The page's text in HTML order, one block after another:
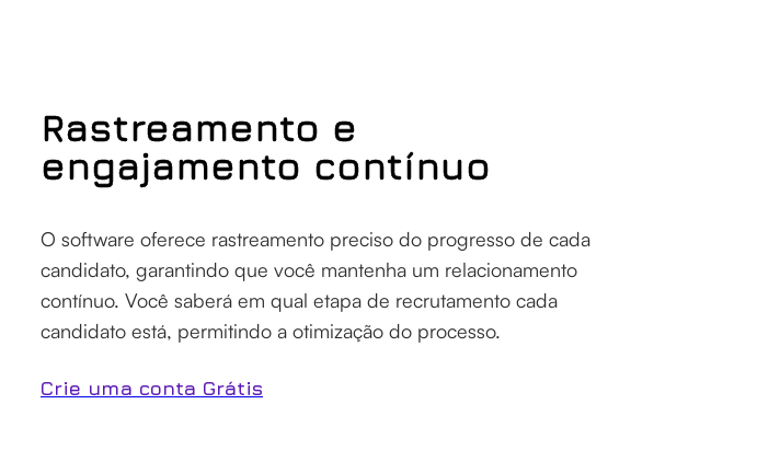
Rastreamento e
engajamento contínuo
O software oferece rastreamento preciso do progresso de cada
candidato, garantindo que você mantenha um relacionamento
contínuo. Você saberá em qual etapa de recrutamento cada
candidato está, permitindo a otimização do processo.
Crie uma conta Grátis